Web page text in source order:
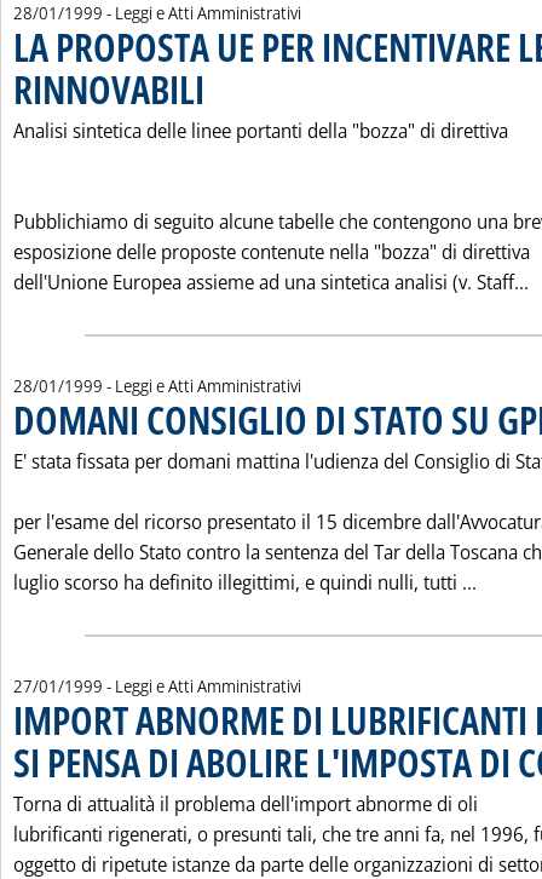
28/01/1999 - Leggi e Atti Amministrativi
LA PROPOSTA UE PER INCENTIVARE
RINNOVABILI
Analisi sintetica delle linee portanti della "bozza" di direttiva
Pubblichiamo di seguito alcune tabelle che contengono una
esposizione delle proposte contenute nella "bozza" di direttiva
dell'Unione Europea assieme ad una sintetica analisi (v. Staff...
28/01/1999 - Leggi e Atti Amministrativi
DOMANI CONSIGLIO DI STATO SU
E' stata fissata per domani mattina l'udienza del Consiglio di
per l'esame del ricorso presentato il 15 dicembre
Generale dello Stato contro la sentenza del Tar della Toscana
luglio scorso ha definito illegittimi, e quindi nulli, tutti ...
27/01/1999 - Leggi e Atti Amministrativi
IMPORT ABNORME DI LUBRIFICANTI
SI PENSA DI ABOLIRE L'IMPOSTA DI
Torna di attualità il problema dell'import abnorme di oli
lubrificanti rigenerati, o presunti tali, che tre anni fa, nel 1996,
oggetto di ripetute istanze da parte delle organizzazioni di